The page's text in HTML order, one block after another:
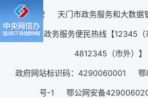
管 天门市政务服务和大数据
12345政务服务便民热线【12345
4812345（市外）】
政府网站标识码：4290060001 鄂
号-1 鄂公网安备